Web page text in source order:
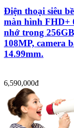
Điện thoại siêu
màn hình FHD+
nhớ trong
108MP, camera
14.99mm.
6,590,000đ